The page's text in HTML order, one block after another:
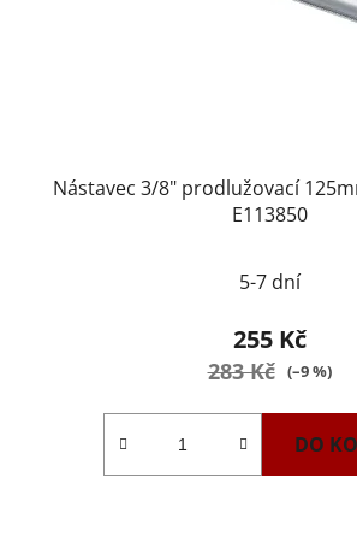
Nástavec 3/8" prodlužovací
E113850
5-7 dní
255 Kč
283 Kč (–9 %)
DO